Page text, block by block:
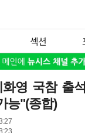
섹션
화영 국참 출
능"(종합)